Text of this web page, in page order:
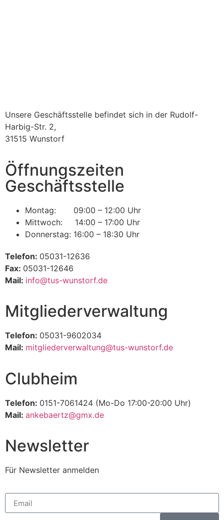
Unsere Geschäftsstelle befindet sich in der Rudolf-
Harbig-Str. 2,
31515 Wunstorf
Öffnungszeiten
Geschäftsstelle
Montag: 09:00 – 12:00 Uhr
Mittwoch: 14:00 – 17:00 Uhr
Donnerstag: 16:00 – 18:30 Uhr
Telefon: 05031-12636
Fax: 05031-12646
Mail: info@tus-wunstorf.de
Mitgliederverwaltung
Telefon: 05031-9602034
Mail: mitgliederverwaltung@tus-wunstorf.de
Clubheim
Telefon: 0151-7061424 (Mo-Do 17:00-20:00 Uhr)
Mail: ankebaertz@gmx.de
Newsletter
Für Newsletter anmelden